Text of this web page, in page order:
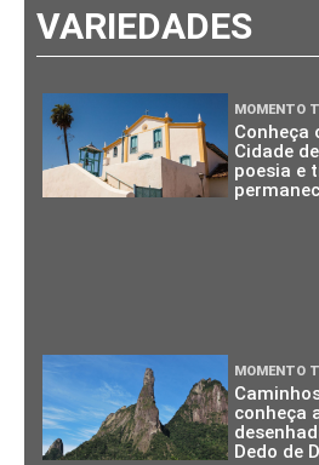
VARIEDADES
MOMENTO
Conheça
Cidade
poesia e
MOMENTO
conheça
Dedo de